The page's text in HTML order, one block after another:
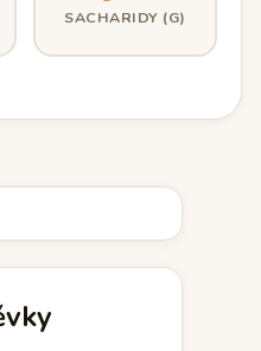
SACHARIDY (G)